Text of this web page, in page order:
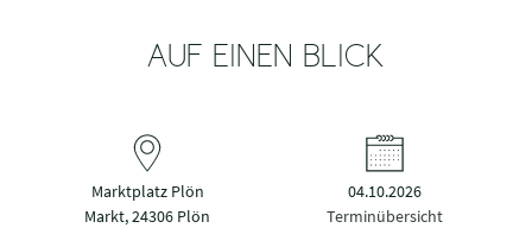
AUF EINEN BLICK
Marktplatz Plön
Markt, 24306 Plön
04.10.2026
Terminübersicht